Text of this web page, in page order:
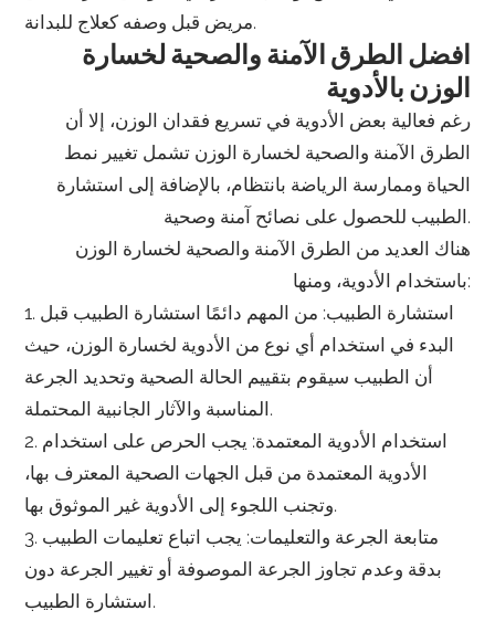
مريض قبل وصفه كعلاج للبدانة.
افضل الطرق الآمنة والصحية لخسارة
الوزن بالأدوية
رغم فعالية بعض الأدوية في تسريع فقدان الوزن، إلا أن
الطرق الآمنة والصحية لخسارة الوزن تشمل تغيير نمط
الحياة وممارسة الرياضة بانتظام، بالإضافة إلى استشارة
الطبيب للحصول على نصائح آمنة وصحية.
هناك العديد من الطرق الآمنة والصحية لخسارة الوزن
باستخدام الأدوية، ومنها:
1. استشارة الطبيب: من المهم دائمًا استشارة الطبيب قبل
البدء في استخدام أي نوع من الأدوية لخسارة الوزن، حيث
أن الطبيب سيقوم بتقييم الحالة الصحية وتحديد الجرعة
المناسبة والآثار الجانبية المحتملة.
2. استخدام الأدوية المعتمدة: يجب الحرص على استخدام
الأدوية المعتمدة من قبل الجهات الصحية المعترف بها،
وتجنب اللجوء إلى الأدوية غير الموثوق بها.
3. متابعة الجرعة والتعليمات: يجب اتباع تعليمات الطبيب
بدقة وعدم تجاوز الجرعة الموصوفة أو تغيير الجرعة دون
استشارة الطبيب.